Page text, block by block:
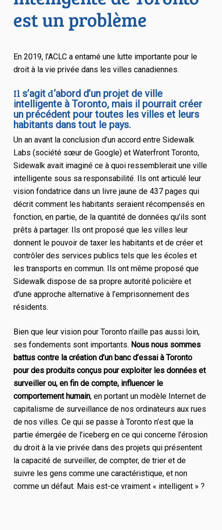
est un problème
En 2019, l’ACLC a entamé une lutte importante pour le
droit à la vie privée dans les villes canadiennes.
Il s’agitd‘abord d’un projet de ville
intelligente à Toronto, mais il pourrait créer
un précédent pour toutes les villes et leurs
habitants dans tout le pays.
Un an avant la conclusion d’un accord entre Sidewalk
Labs (société sœur de Google) et Waterfront Toronto,
Sidewalk avait imaginé ce à quoi ressemblerait une ville
intelligente sous sa responsabilité. Ils ont articulé leur
vision fondatrice dans un livre jaune de 437 pages qui
décrit comment les habitants seraient récompensés en
fonction, en partie, de la quantité de données qu’ils sont
prêts à partager. Ils ont proposé que les villes leur
donnent le pouvoir de taxer les habitants et de créer et
contrôler des services publics tels que les écoles et
les transports en commun. Ils ont même proposé que
Sidewalk dispose de sa propre autorité policière et
d’une approche alternative à l’emprisonnement des
résidents.
Bien que leur vision pour Toronto n’aille pas aussi loin,
ses fondements sont importants. Nous nous sommes
battus contre la création d’un banc d’essai à Toronto
pour des produits conçus pour exploiter les données et
surveiller ou, en fin de compte, influencer le
comportement humain, en portant un modèle Internet de
capitalisme de surveillance de nos ordinateurs aux rues
de nos villes. Ce qui se passe à Toronto n’est que la
partie émergée de l’iceberg en ce qui concerne l’érosion
du droit à la vie privée dans des projets qui présentent
la capacité de surveiller, de compter, de trier et de
suivre les gens comme une caractéristique, et non
comme un défaut. Mais est-ce vraiment « intelligent » ?